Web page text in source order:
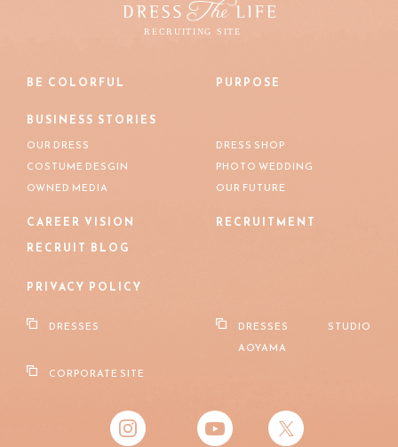
BE COLORFUL PURPOSE
BUSINESS STORIES
OUR DRESS
DRESS SHOP
COSTUME DESGIN
PHOTO WEDDING
OWNED MEDIA
OUR FUTURE
CAREER VISION
RECRUITMENT
RECRUIT BLOG
PRIVACY POLICY
DRESSES
DRESSES STUDIO
AOYAMA
CORPORATE SITE